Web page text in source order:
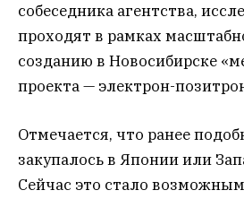
собеседника агентства,
проходят в рамках
созданию в Новосибирске
проекта — электрон-
Отмечается, что ранее
закупалось в Японии или
Сейчас это стало